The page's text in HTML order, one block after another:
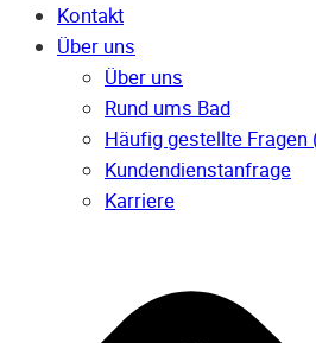
Kontakt
Über uns
Über uns
Rund ums Bad
Häufig gestellte Fragen
Kunden­dienst­anfrage
Karriere